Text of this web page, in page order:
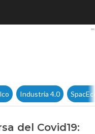
nella morsa del
Industria 4.0
del Covid19: